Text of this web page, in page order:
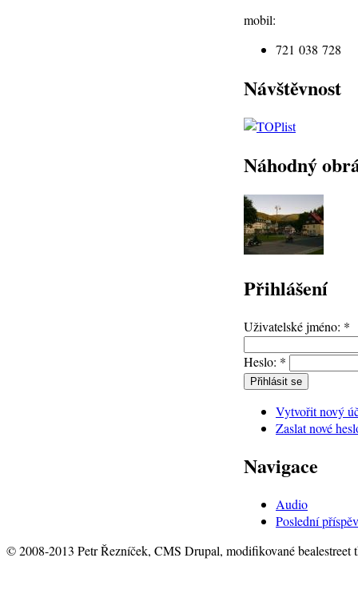
mobil:
721 038 728
Návštěvnost
Náhodný
Přihlášení
Uživatelské jméno: *
Heslo: *
Vytvořit nový
Zaslat nové
Navigace
Audio
Poslední
© 2008-2013 Petr Řezníček, CMS Drupal, modifikované bealestreet